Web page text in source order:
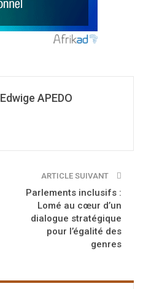
Edwige APEDO
ARTICLE SUIVANT
Parlements inclusifs :
Lomé au cœur d’un
dialogue stratégique
pour l’égalité des
genres